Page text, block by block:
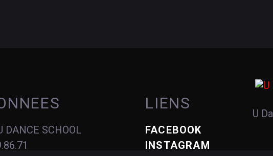
SCHOOL
LIENS
FACEBOOK
INSTAGRAM
U